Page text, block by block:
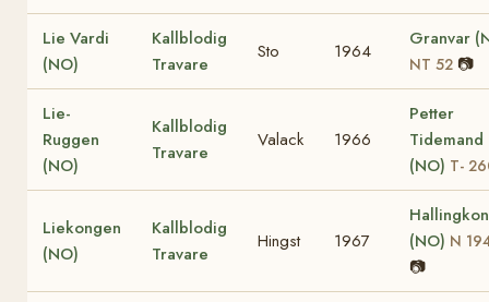
Lie Vardi
(NO)
Kallblodig
Travare
Sto 1964
Granvar
NT 52 📷
Lie-
Ruggen
(NO)
Kallblodig
Travare
Valack 1966
Petter
Tidemand
(NO) T-
Liekongen
(NO)
Kallblodig
Travare
Hingst 1967
(NO) N
📷